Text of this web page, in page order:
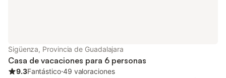
Sigüenza, Provincia de Guadalajara
Casa de vacaciones para 6 personas
9.3Fantástico⋅49 valoraciones